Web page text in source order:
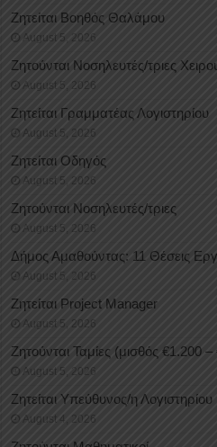
Ζητείται Βοηθός Θαλάμου
August 5, 2026
Ζητούνται Νοσηλευτές/τριες
August 5, 2026
Ζητείται Γραμματέας Λογιστηρίου
August 5, 2026
Ζητείται Οδηγός
August 5, 2026
Ζητούνται Νοσηλευτές/τριες
August 5, 2026
Δήμος Αμαθούντας: 11 Θέσεις
August 5, 2026
Ζητείται Project Manager
August 5, 2026
Ζητούνται Ταμίες (μισθός €1.200
August 5, 2026
Ζητείται Υπεύθυνος/η Λογιστηρίου
August 4, 2026